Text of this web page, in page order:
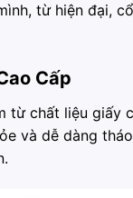
từ hiện đại,
Cấp
từ chất liệu giấy
và dễ dàng